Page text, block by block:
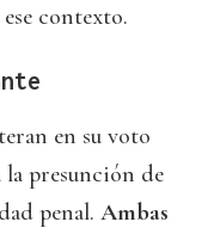
contexto.
en su voto
presunción de
penal. Ambas